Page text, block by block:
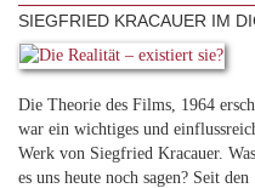
SIEGFRIED KRACAUER IM
Die Theorie des Films, 1964
war ein wichtiges und
Werk von Siegfried Kracauer.
es uns heute noch sagen? Seit den